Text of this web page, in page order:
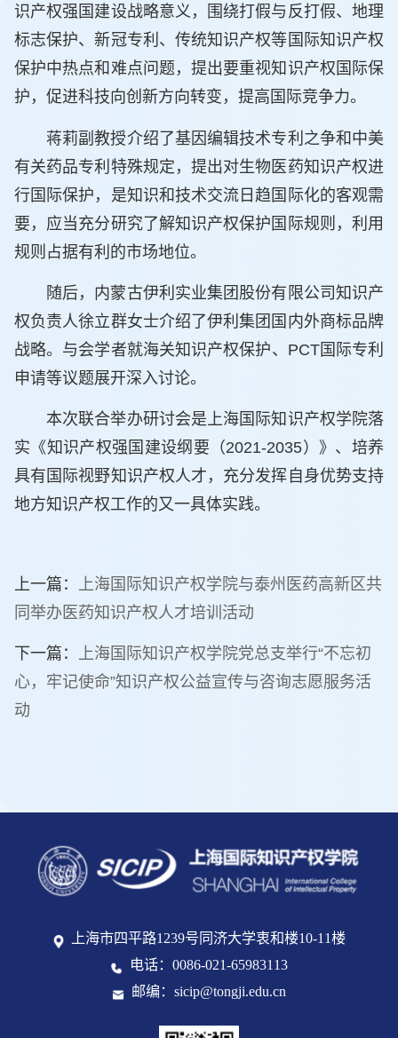
识产权强国建设战略意义，围绕打假与反打假、地理
标志保护、新冠专利、传统知识产权等国际知识产权
保护中热点和难点问题，提出要重视知识产权国际保
护，促进科技向创新方向转变，提高国际竞争力。
蒋莉副教授介绍了基因编辑技术专利之争和中美
有关药品专利特殊规定，提出对生物医药知识产权进
行国际保护，是知识和技术交流日趋国际化的客观需
要，应当充分研究了解知识产权保护国际规则，利用
规则占据有利的市场地位。
随后，内蒙古伊利实业集团股份有限公司知识产
权负责人徐立群女士介绍了伊利集团国内外商标品牌
战略。与会学者就海关知识产权保护、PCT国际专利
申请等议题展开深入讨论。
本次联合举办研讨会是上海国际知识产权学院落
实《知识产权强国建设纲要（2021-2035）》、培养
具有国际视野知识产权人才，充分发挥自身优势支持
地方知识产权工作的又一具体实践。
上一篇：
上海国际知识产权学院与泰州医药高新区共
同举办医药知识产权人才培训活动
下一篇： 上海国际知识产权学院党总支举行“不忘初
心，牢记使命”知识产权公益宣传与咨询志愿服务活
动
上海市四平路1239号同济大学衷和楼10-11楼
电话：0086-021-65983113
邮编：sicip@tongji.edu.cn